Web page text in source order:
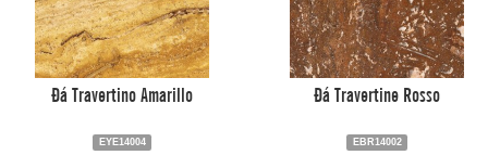
Đá Travertino Amarillo
EYE14004
Đá Travertine Rosso
EBR14002